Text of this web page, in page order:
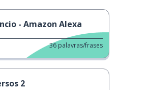
- Amazon Alexa
36 palavras/frases
2